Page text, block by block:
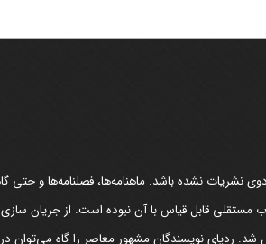
نشده باشد. ماهنامه‌ها، فصلنامه‌ها و حتی
مستقلی قابل قیاس با آن نبوده است. از جریان
شد. ردپای نویسندگان مشهور معاصر را گاه می‌توان